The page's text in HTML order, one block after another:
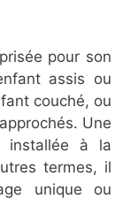
pour son
assis ou
couché, ou
Une
installée à la
termes, il
unique ou